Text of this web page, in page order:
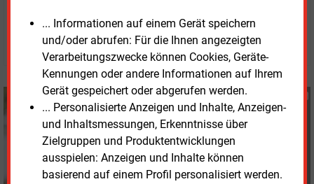
... Informationen auf einem Gerät speichern
und/oder abrufen: Für die Ihnen angezeigten
Verarbeitungszwecke können Cookies, Geräte-
Kennungen oder andere Informationen auf Ihrem
Gerät gespeichert oder abgerufen werden.
... Personalisierte Anzeigen und Inhalte, Anzeigen-
und Inhaltsmessungen, Erkenntnisse über
Zielgruppen und Produktentwicklungen
ausspielen: Anzeigen und Inhalte können
basierend auf einem Profil personalisiert werden.
Susanne Harmsen
© 2026 Energie & Management GmbH
Susanne Harmsen
+49 (0) 151 28207503
s.harmsen@energie-
und-management.de